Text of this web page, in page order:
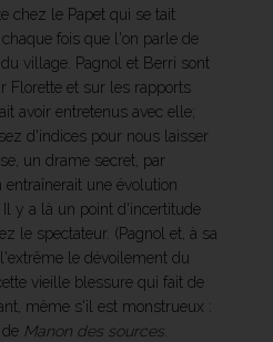
chez le Papet qui se tait
fois que l'on parle de
village. Pagnol et Berri sont
Florette et sur les rapports
avoir entretenus avec elle;
d'indices pour nous laisser
un drame secret, par
une évolution
Il y a là un point d'incertitude
le spectateur. (Pagnol et, à sa
le dévoilement du
vieille blessure qui fait de
même s'il est monstrueux :
Manon des sources